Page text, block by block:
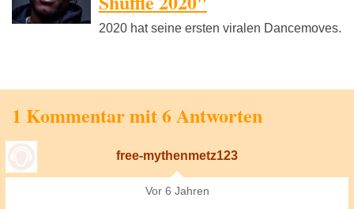
2020 hat seine ersten viralen Dancemoves.
1 Kommentar mit 6 Antworten
free-mythenmetz123
Vor 6 Jahren